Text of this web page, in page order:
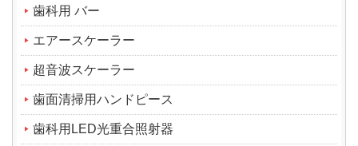
歯科用 バー
エアースケーラー
超音波スケーラー
歯面清掃用ハンドピース
歯科用LED光重合照射器